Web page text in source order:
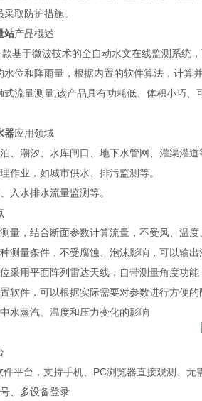
取防护措施。
站产品概述
于微波技术的全自动水文在线监测系统，
水位和降雨量，根据内置的软件算法，计
式流量测量;该产品具有功耗低、体积小巧
器应用领域
潮汐、水库闸口、地下水管网、灌渠灌道
业，如城市供水、排污监测等。
水排水流量监测等。
，结合断面参数计算流量，不受风、温度
量条件，不受腐蚀、泡沫影响，可以输出
用平面阵列雷达天线，自带测量角度功能
件，可以根据实际需要对参数进行方便的
蒸汽、温度和压力变化的影响
台，支持手机、PC浏览器直接观测、无
多设备登录